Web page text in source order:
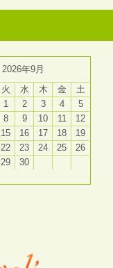
2026年9月
火 水 木 金
土
1
2 3 4
5
8 9 10 11
12
15 16 17 18
19
22 23 24 25
26
29 30